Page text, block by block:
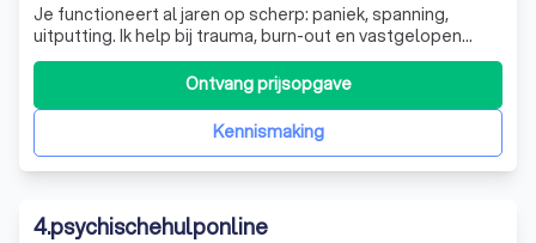
Je functioneert al jaren op scherp: paniek, spanning,
uitputting. Ik help bij trauma, burn-out en vastgelopen
patronen terug naar rust en verbinding. Plan een
vrijblijvende kennismaking."
Kennismaking
Ontvang prijsopgave
4.psychischehulponline